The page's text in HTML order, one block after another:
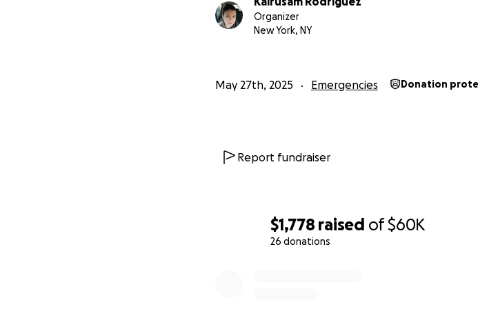
$1,778 raised of$60K
26 donations
Organizer
New York, NY
May 27th, 2025 Emergencies Donation
Report fundraiser